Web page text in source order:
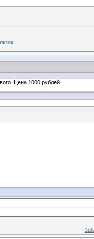
Цена 1000 рублей.